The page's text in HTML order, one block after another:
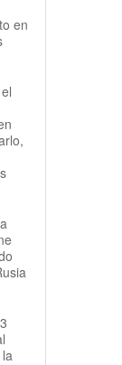
en